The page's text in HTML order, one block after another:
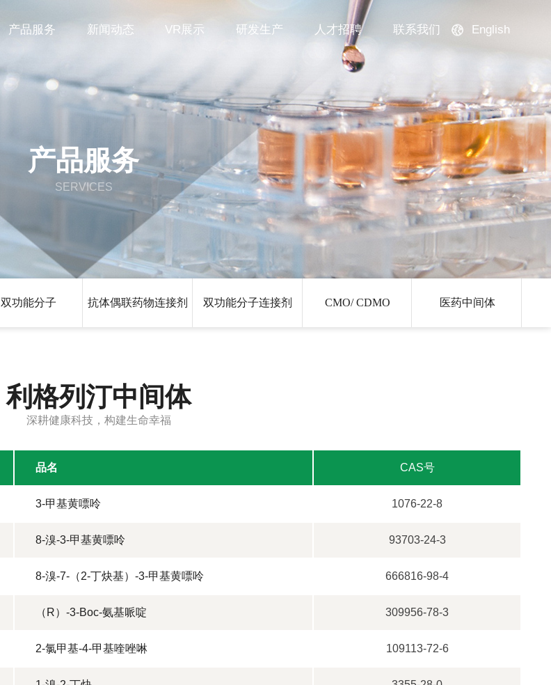
产品服务 新闻动态 VR展示 研发生产 人才招聘 联系我们 English
产品服务
SERVICES
双功能分子 抗体偶联药物连接剂 双功能分子连接剂 CMO/ CDMO 医药中间体
利格列汀中间体
深耕健康科技，构建生命幸福
品名 CAS号
3-甲基黄嘌呤 1076-22-8
8-溴-3-甲基黄嘌呤 93703-24-3
8-溴-7-（2-丁炔基）-3-甲基黄嘌呤 666816-98-4
（R）-3-Boc-氨基哌啶 309956-78-3
2-氯甲基-4-甲基喹唑啉 109113-72-6